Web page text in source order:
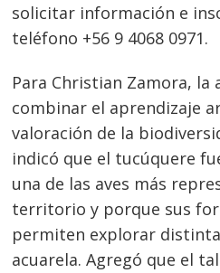
solicitar información e
teléfono +56 9 4068 0971.
Para Christian Zamora, la
combinar el aprendizaje
valoración de la
indicó que el tucúquere
una de las aves más
territorio y porque sus
permiten explorar
acuarela. Agregó que el
Navegación
de
entradas